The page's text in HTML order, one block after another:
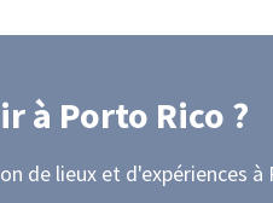
à Porto Rico ?
de lieux et d'expériences à